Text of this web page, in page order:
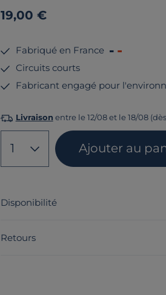
19,00 €
Fabriqué en France
Circuits courts
Fabricant engagé pour
Livraison entre le 12/08 et le 18/08
1 Ajouter au
Disponibilité
Retours